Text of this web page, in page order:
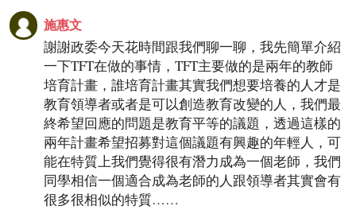
施惠文
謝謝政委今天花時間跟我們聊一聊，我先簡單介紹
一下TFT在做的事情，TFT主要做的是兩年的教師
培育計畫，誰培育計畫其實我們想要培養的人才是
教育領導者或者是可以創造教育改變的人，我們最
終希望回應的問題是教育平等的議題，透過這樣的
兩年計畫希望招募對這個議題有興趣的年輕人，可
能在特質上我們覺得很有潛力成為一個老師，我們
同學相信一個適合成為老師的人跟領導者其實會有
很多很相似的特質……